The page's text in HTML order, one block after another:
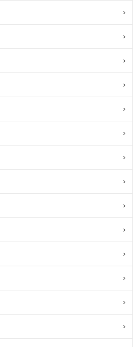
›
›
›
›
›
›
›
›
›
›
›
›
›
›